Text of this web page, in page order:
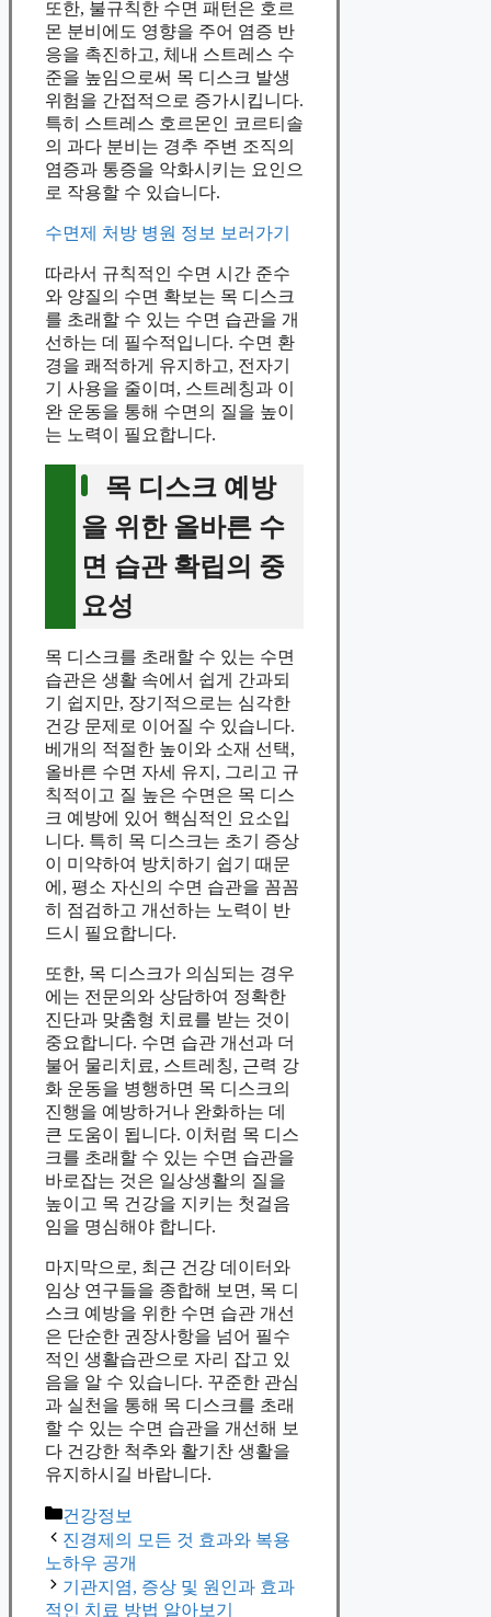
또한, 불규칙한 수면 패턴은 호르
몬 분비에도 영향을 주어 염증 반
응을 촉진하고, 체내 스트레스 수
준을 높임으로써 목 디스크 발생
위험을 간접적으로 증가시킵니다.
특히 스트레스 호르몬인 코르티솔
의 과다 분비는 경추 주변 조직의
염증과 통증을 악화시키는 요인으
로 작용할 수 있습니다.
수면제 처방 병원 정보 보러가기
따라서 규칙적인 수면 시간 준수
와 양질의 수면 확보는 목 디스크
를 초래할 수 있는 수면 습관을 개
선하는 데 필수적입니다. 수면 환
경을 쾌적하게 유지하고, 전자기
기 사용을 줄이며, 스트레칭과 이
완 운동을 통해 수면의 질을 높이
는 노력이 필요합니다.
목 디스크 예방
을 위한 올바른 수
면 습관 확립의 중
요성
목 디스크를 초래할 수 있는 수면
습관은 생활 속에서 쉽게 간과되
기 쉽지만, 장기적으로는 심각한
건강 문제로 이어질 수 있습니다.
베개의 적절한 높이와 소재 선택,
올바른 수면 자세 유지, 그리고 규
칙적이고 질 높은 수면은 목 디스
크 예방에 있어 핵심적인 요소입
니다. 특히 목 디스크는 초기 증상
이 미약하여 방치하기 쉽기 때문
에, 평소 자신의 수면 습관을 꼼꼼
히 점검하고 개선하는 노력이 반
드시 필요합니다.
또한, 목 디스크가 의심되는 경우
에는 전문의와 상담하여 정확한
진단과 맞춤형 치료를 받는 것이
중요합니다. 수면 습관 개선과 더
불어 물리치료, 스트레칭, 근력 강
화 운동을 병행하면 목 디스크의
진행을 예방하거나 완화하는 데
큰 도움이 됩니다. 이처럼 목 디스
크를 초래할 수 있는 수면 습관을
바로잡는 것은 일상생활의 질을
높이고 목 건강을 지키는 첫걸음
임을 명심해야 합니다.
마지막으로, 최근 건강 데이터와
임상 연구들을 종합해 보면, 목 디
스크 예방을 위한 수면 습관 개선
은 단순한 권장사항을 넘어 필수
적인 생활습관으로 자리 잡고 있
음을 알 수 있습니다. 꾸준한 관심
과 실천을 통해 목 디스크를 초래
할 수 있는 수면 습관을 개선해 보
다 건강한 척추와 활기찬 생활을
유지하시길 바랍니다.
Categories
건강정보
진경제의 모든 것 효과와 복용
노하우 공개
기관지염, 증상 및 원인과 효과
적인 치료 방법 알아보기